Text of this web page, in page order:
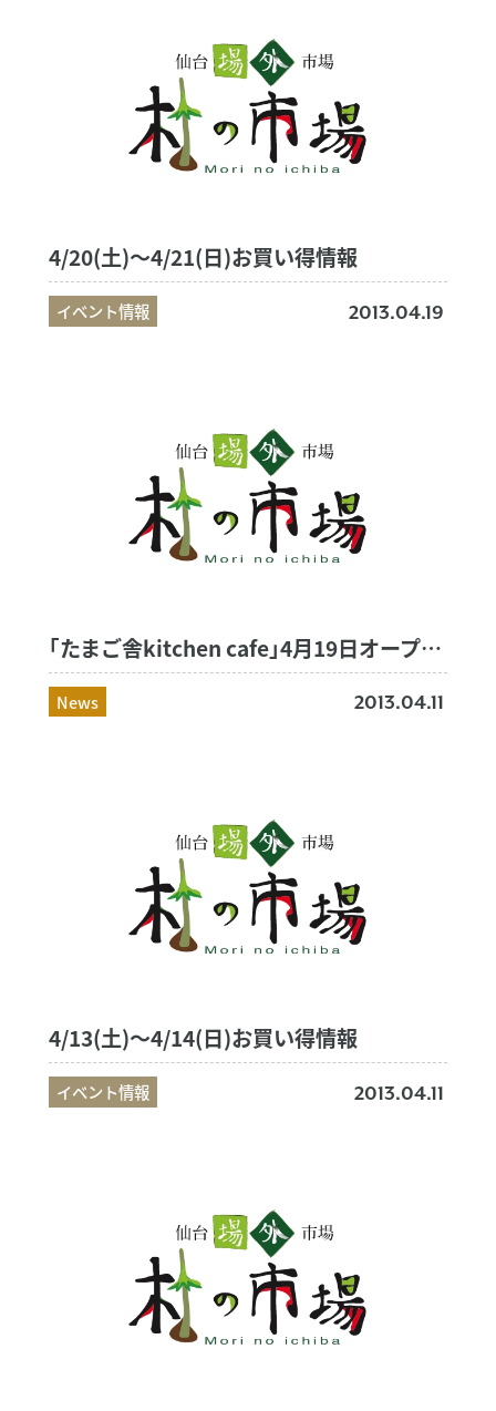
4/20(土)～4/21(日)お買い得情報
イベント情報 2013.04.19
｢たまご舎kitchen cafe｣4月19日オープン！！
News 2013.04.11
4/13(土)～4/14(日)お買い得情報
イベント情報 2013.04.11